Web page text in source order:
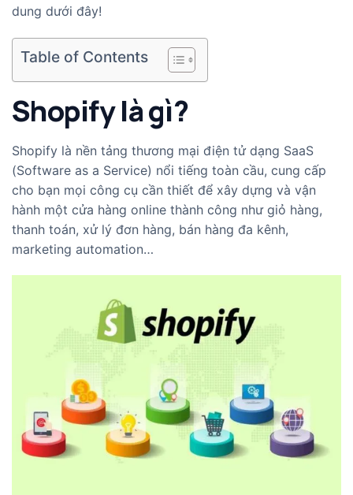
dung dưới đây!
Table of Contents
Shopify là gì?
Shopify là nền tảng thương mại điện tử dạng SaaS
(Software as a Service) nổi tiếng toàn cầu, cung cấp
cho bạn mọi công cụ cần thiết để xây dựng và vận
hành một cửa hàng online thành công như giỏ hàng,
thanh toán, xử lý đơn hàng, bán hàng đa kênh,
marketing automation…